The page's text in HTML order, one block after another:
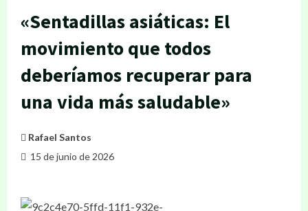
«Sentadillas asiáticas: El
movimiento que todos
deberíamos recuperar para
una vida más saludable»
Rafael Santos
15 de junio de 2026